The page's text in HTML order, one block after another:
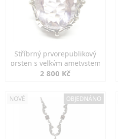
Stříbrný prvorepublikový
prsten s velkým ametystem
2 800 Kč
NOVÉ OBJEDNÁNO